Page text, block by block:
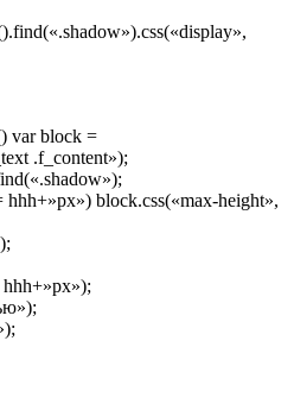
var block =
.f_content»);
block.css(«max-height»,
hhh+»px»);